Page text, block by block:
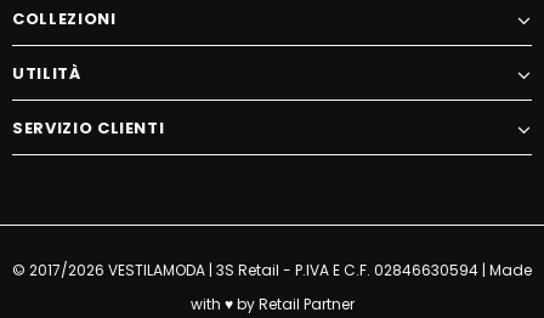
COLLEZIONI
UTILITÀ
SERVIZIO CLIENTI
© 2017/2026 VESTILAMODA | 3S Retail - P.IVA E C.F. 02846630594 | Made
with ♥ byRetail Partner